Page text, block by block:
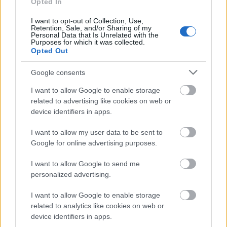
I want to opt-out of Collection, Use,
Retention, Sale, and/or Sharing of my
Personal Data that Is Unrelated with the
Purposes for which it was collected.
Opted Out
Google consents
I want to allow Google to enable storage
related to advertising like cookies on web or
device identifiers in apps.
I want to allow my user data to be sent to
Google for online advertising purposes.
I want to allow Google to send me
personalized advertising.
I want to allow Google to enable storage
related to analytics like cookies on web or
device identifiers in apps.
kultúrát, amelynek tagjaival eleve bizalmatlannak kell
lenni. Ám minél inkább nyilvánvalóvá válik, hogy mind
az amerikai, mind az európai országok és vezetőik
zsigerből utálják el a muszlimokat, annál nagyobb tér
nyílik Oroszország előtt.
Talán nem árt emlékeztetni arra, milyen nagy szerepet
közelmúltban
Iránt sikerült kihozni a nemzetközi
karanténból.A Szíriában teret nyert iszlámállamista-
támogatást akkor, amikor az USA által vezetett szaúd-
arábiai és iraki koalícióval tető alá hozták a közös
tartozik, hogy ez milyen zökkenőkkel valósul meg, ha
egyáltalán megvalósul manapság.)
Az elmúlthónapokban egymást érték a tárgyalások,
a telefonos egyeztetéseka Kreml illetve a közel-keleti,
ezen belül az Öböl-menti országok, sőt Izrael, továbbá